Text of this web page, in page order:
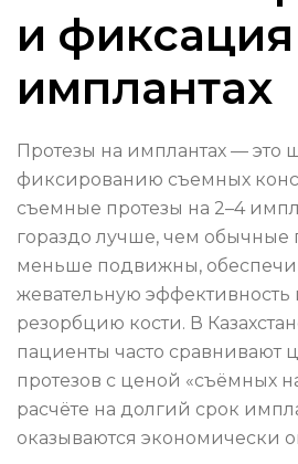
и
имплантах
Протезы на имплантах — это
фиксированию съемных
съемные протезы на 2–4
гораздо лучше, чем обычные
меньше подвижны,
жевательную
резорбцию кости. В
пациенты часто сравнивают
протезов с ценой «съёмных
расчёте на долгий срок
оказываются экономически